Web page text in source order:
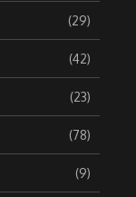
(29)
(42)
(23)
(78)
(9)